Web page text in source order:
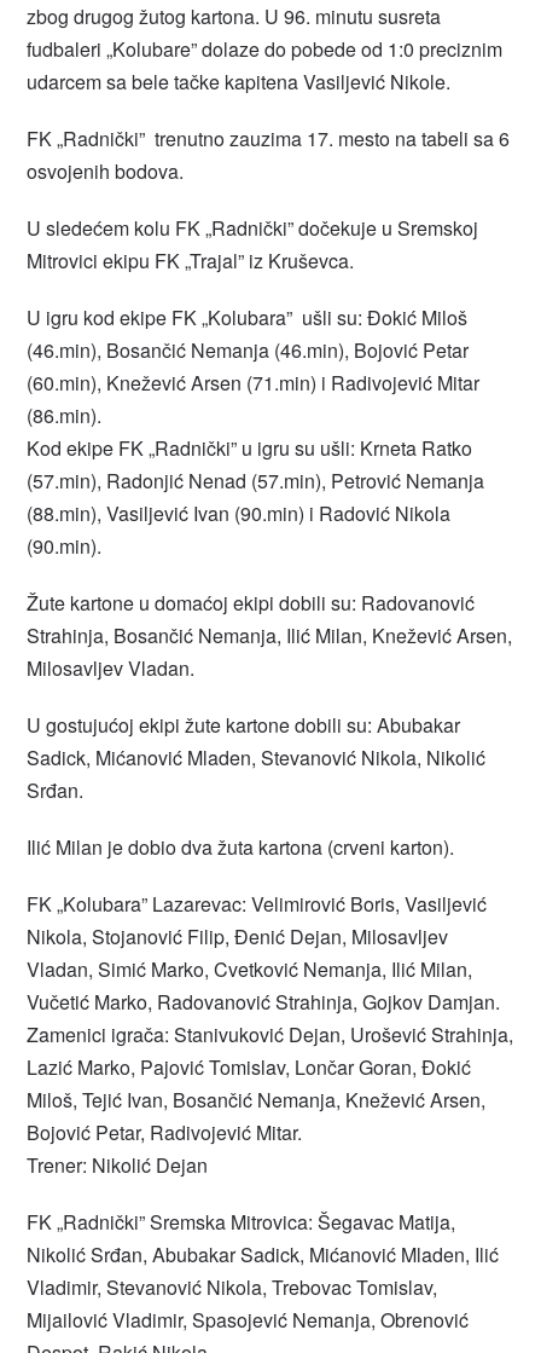
zbog drugog žutog kartona. U 96. minutu susreta
fudbaleri „Kolubare” dolaze do pobede od 1:0 preciznim
udarcem sa bele tačke kapitena Vasiljević Nikole.
FK „Radnički” trenutno zauzima 17. mesto na tabeli sa 6
osvojenih bodova.
U sledećem kolu FK „Radnički” dočekuje u Sremskoj
Mitrovici ekipu FK „Trajal” iz Kruševca.
U igru kod ekipe FK „Kolubara” ušli su: Đokić Miloš
(46.min), Bosančić Nemanja (46.min), Bojović Petar
(60.min), Knežević Arsen (71.min) i Radivojević Mitar
(86.min).
Kod ekipe FK „Radnički” u igru su ušli: Krneta Ratko
(57.min), Radonjić Nenad (57.min), Petrović Nemanja
(88.min), Vasiljević Ivan (90.min) i Radović Nikola
(90.min).
Žute kartone u domaćoj ekipi dobili su: Radovanović
Strahinja, Bosančić Nemanja, Ilić Milan, Knežević Arsen,
Milosavljev Vladan.
U gostujućoj ekipi žute kartone dobili su: Abubakar
Sadick, Mićanović Mladen, Stevanović Nikola, Nikolić
Srđan.
Ilić Milan je dobio dva žuta kartona (crveni karton).
FK „Kolubara” Lazarevac: Velimirović Boris, Vasiljević
Nikola, Stojanović Filip, Đenić Dejan, Milosavljev
Vladan, Simić Marko, Cvetković Nemanja, Ilić Milan,
Vučetić Marko, Radovanović Strahinja, Gojkov Damjan.
Zamenici igrača: Stanivuković Dejan, Urošević Strahinja,
Lazić Marko, Pajović Tomislav, Lončar Goran, Đokić
Miloš, Tejić Ivan, Bosančić Nemanja, Knežević Arsen,
Bojović Petar, Radivojević Mitar.
Trener: Nikolić Dejan
FK „Radnički” Sremska Mitrovica: Šegavac Matija,
Nikolić Srđan, Abubakar Sadick, Mićanović Mladen, Ilić
Vladimir, Stevanović Nikola, Trebovac Tomislav,
Mijailović Vladimir, Spasojević Nemanja, Obrenović